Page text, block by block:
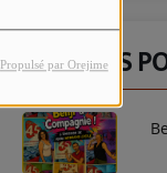
Propulsé par Orejime
DERNIERS